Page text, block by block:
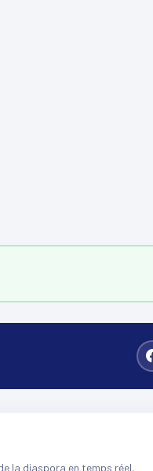
la diaspora en temps réel.